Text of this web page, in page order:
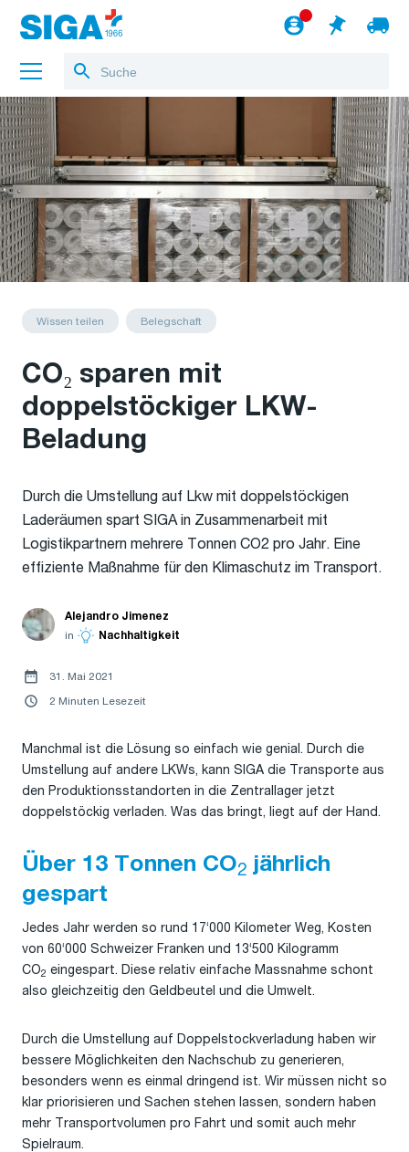
Über uns
Referenzen
Jobs
Blog
Wissen teilen Belegschaft
CO₂ sparen mit
doppelstöckiger LKW-
Beladung
Durch die Umstellung auf Lkw mit doppelstöckigen
Laderäumen spart SIGA in Zusammenarbeit mit
Logistikpartnern mehrere Tonnen CO2 pro Jahr. Eine
effiziente Maßnahme für den Klimaschutz im Transport.
Alejandro Jimenez
in
Nachhaltigkeit
31. Mai 2021
2 Minuten Lesezeit
Manchmal ist die Lösung so einfach wie genial. Durch die
Umstellung auf andere LKWs, kann SIGA die Transporte aus
den Produktionsstandorten in die Zentrallager jetzt
doppelstöckig verladen. Was das bringt, liegt auf der Hand.
Über 13 Tonnen CO2 jährlich
gespart
Jedes Jahr werden so rund 17‘000 Kilometer Weg, Kosten
von 60‘000 Schweizer Franken und 13‘500 Kilogramm
CO2 eingespart. Diese relativ einfache Massnahme schont
also gleichzeitig den Geldbeutel und die Umwelt.
Durch die Umstellung auf Doppelstockverladung haben wir
bessere Möglichkeiten den Nachschub zu generieren,
besonders wenn es einmal dringend ist. Wir müssen nicht so
klar priorisieren und Sachen stehen lassen, sondern haben
mehr Transportvolumen pro Fahrt und somit auch mehr
Spielraum.